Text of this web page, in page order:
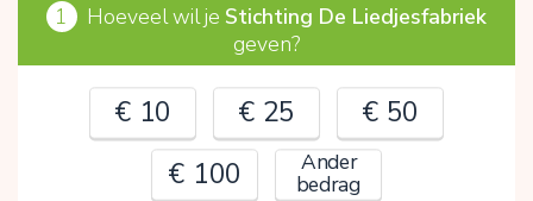
1 Hoeveel wil je Stichting De Liedjesfabriek
geven?
€ 10 € 25
€ 50
€ 100
Ander
bedrag